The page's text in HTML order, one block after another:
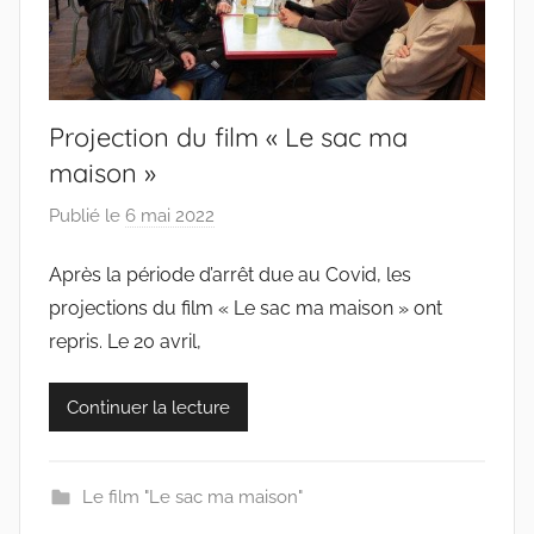
Projection du film « Le sac ma
maison »
Publié le 6 mai 2022
r
c
l
e
t
Après la période d’arrêt due au Covid, les
projections du film « Le sac ma maison » ont
repris. Le 20 avril,
Continuer la lecture
Le film "Le sac ma maison"